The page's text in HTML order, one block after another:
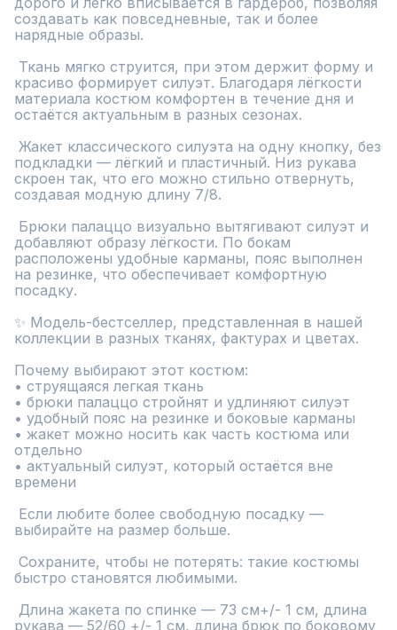
создавать как повседневные, так и более
нарядные образы.
красиво формирует силуэт. Благодаря лёгкости
материала костюм комфортен в течение дня и
остаётся актуальным в разных сезонах.
подкладки — лёгкий и пластичный. Низ рукава
скроен так, что его можно стильно отвернуть,
создавая модную длину 7/8.
добавляют образу лёгкости. По бокам
расположены удобные карманы, пояс выполнен
на резинке, что обеспечивает комфортную
посадку.
✨ Модель-бестселлер, представленная в нашей
коллекции в разных тканях, фактурах и цветах.
Почему выбирают этот костюм:
• струящаяся легкая ткань
• брюки палаццо стройнят и удлиняют силуэт
• удобный пояс на резинке и боковые карманы
• жакет можно носить как часть костюма или
отдельно
• актуальный силуэт, который остаётся вне
времени
выбирайте на размер больше.
быстро становятся любимыми.
рукава — 52/60 +/- 1 см, длина брюк по боковому